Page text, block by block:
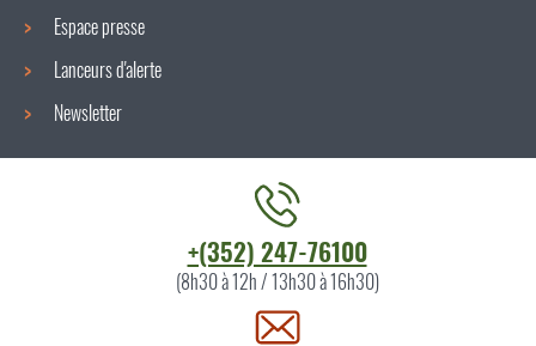
Espace presse
Lanceurs d'alerte
Newsletter
+(352) 247-76100
(8h30 à 12h / 13h30 à 16h30)